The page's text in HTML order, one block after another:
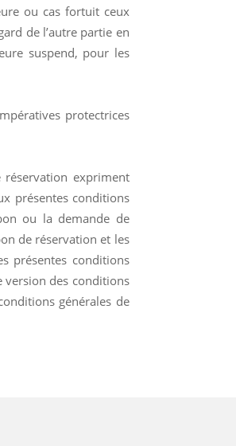
ou cas fortuit ceux
de l’autre partie en
suspend, pour les
protectrices
expriment
présentes conditions
ou la demande de
de réservation et les
présentes conditions
version des conditions
générales de